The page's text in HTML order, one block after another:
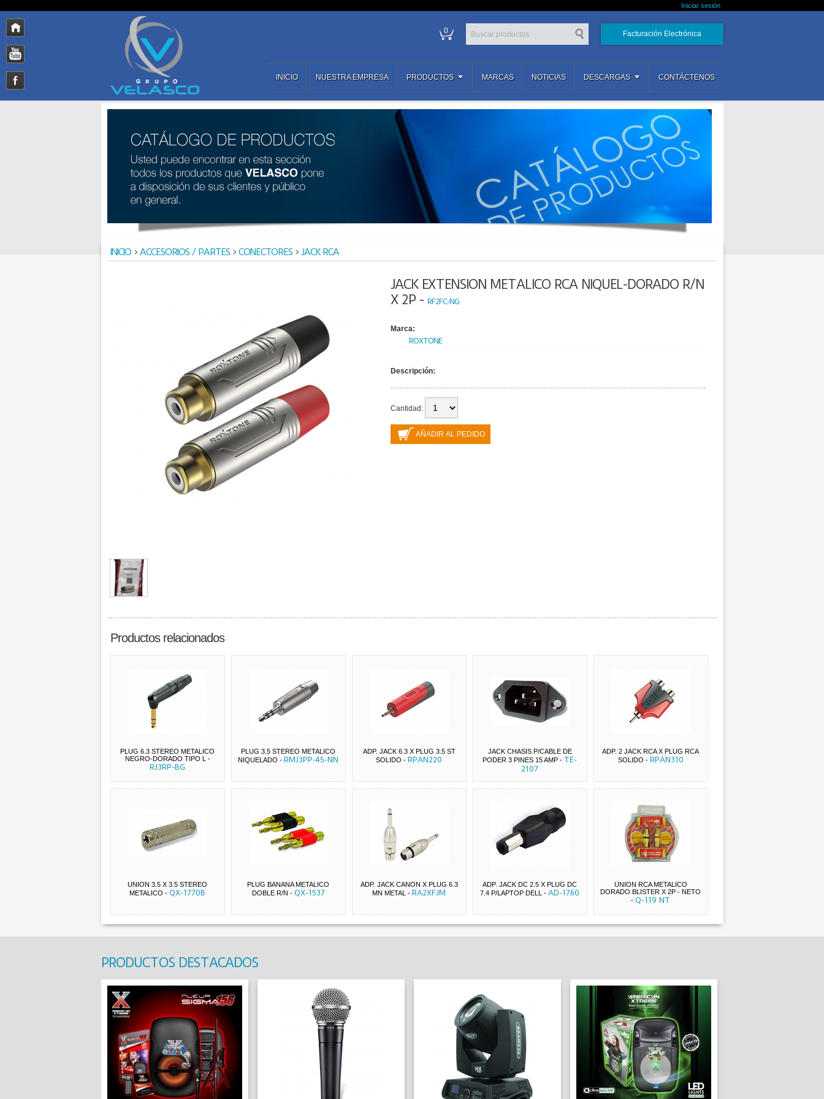
Iniciar sesión
Facturación Electrónica
0
INICIO NUESTRA EMPRESA PRODUCTOS MARCAS NOTICIAS DESCARGAS CONTÁCTENOS
INICIO> ACCESORIOS / PARTES> CONECTORES> JACK RCA
JACK EXTENSION METALICO RCA NIQUEL-DORADO R/N
X 2P - RF2FC-NG
Marca:
ROXTONE
Descripción:
Cantidad:
Productos relacionados
PLUG 6.3 STEREO METALICO
NEGRO-DORADO TIPO L -
RJ3RP-BG
PLUG 3.5 STEREO METALICO
NIQUELADO - RMJ3PP-45-NN
ADP. JACK 6.3 X PLUG 3.5 ST
SOLIDO - RPAN220
JACK CHASIS P/CABLE DE
PODER 3 PINES 15 AMP - TE-
2107
ADP. 2 JACK RCA X PLUG RCA
SOLIDO - RPAN310
UNION 3.5 X 3.5 STEREO
METALICO - QX-1770B
PLUG BANANA METALICO
DOBLE R/N - QX-1537
ADP. JACK CANON X PLUG 6.3
MN METAL - RA2XFJM
ADP. JACK DC 2.5 X PLUG DC
7.4 P/LAPTOP DELL - AD-1760
UNION RCA METALICO
DORADO BLISTER X 2P - NETO
- Q-119 NT
PRODUCTOS DESTACADOS